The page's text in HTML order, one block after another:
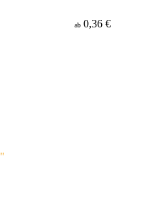
ab 0,36 €